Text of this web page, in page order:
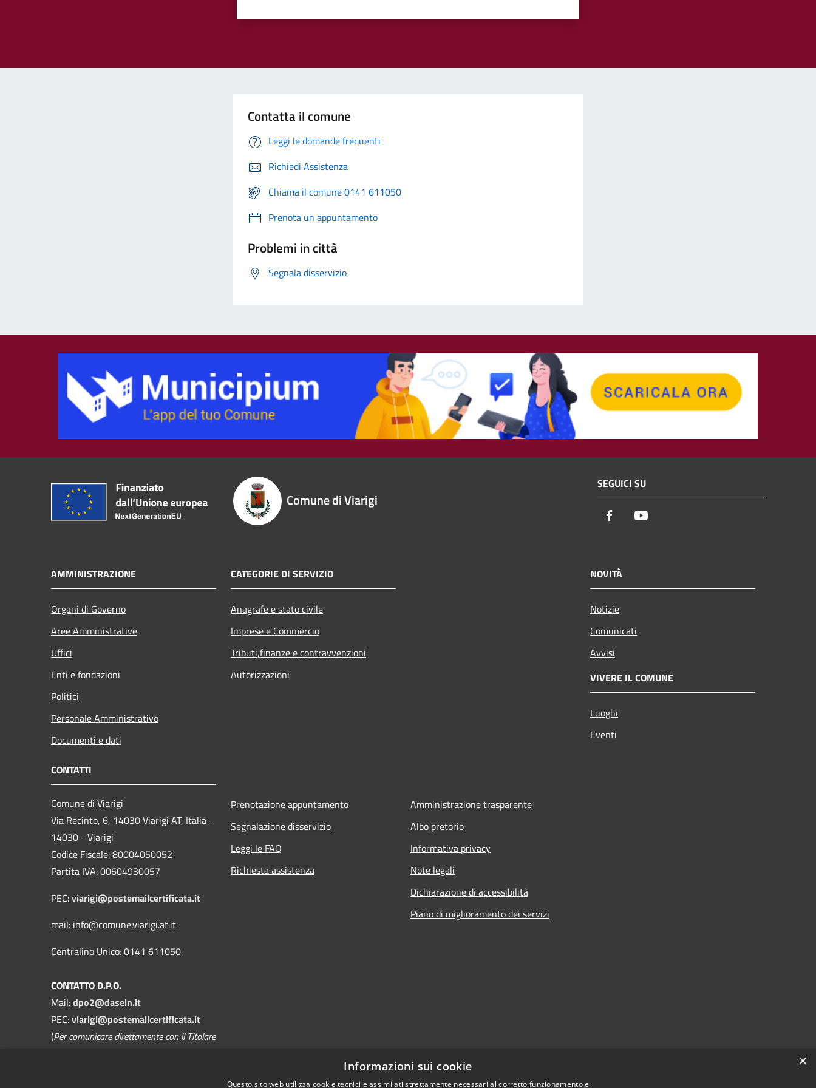
Contatta il comune
Leggi le domande frequenti
Richiedi Assistenza
Chiama il comune 0141 611050
Prenota un appuntamento
Problemi in città
Segnala disservizio
Comune di Viarigi
SEGUICI SU
Facebook
AMMINISTRAZIONE
Organi di Governo
Aree Amministrative
Uffici
Enti e fondazioni
Politici
Personale Amministrativo
Documenti e dati
CATEGORIE DI SERVIZIO
Anagrafe e stato civile
Imprese e Commercio
Tributi,finanze e contravvenzioni
Autorizzazioni
NOVITÀ
Notizie
Comunicati
Avvisi
VIVERE IL COMUNE
Luoghi
Eventi
CONTATTI
Comune di Viarigi
Via Recinto, 6, 14030 Viarigi AT, Italia -
14030 - Viarigi
Codice Fiscale: 80004050052
Partita IVA: 00604930057
PEC:viarigi@postemailcertificata.it
mail: info@comune.viarigi.at.it
Centralino Unico: 0141 611050
CONTATTO D.P.O.
Mail:dpo2@dasein.it
PEC:viarigi@postemailcertificata.it
(Per comunicare direttamente con il Titolare
Prenotazione appuntamento
Segnalazione disservizio
Leggi le FAQ
Richiesta assistenza
Amministrazione trasparente
Albo pretorio
Informativa privacy
Note legali
Dichiarazione di accessibilità
Piano di miglioramento dei servizi
×
Informazioni sui cookie
Questo sito web utilizza cookie tecnici e assimilati strettamente necessari al corretto funzionamento e